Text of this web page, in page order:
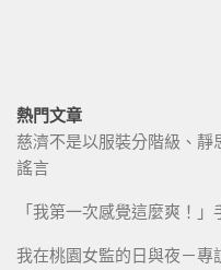
熱門文章
慈濟不是以服裝分階級、
謠言
「我第一次感覺這麼爽！
我在桃園女監的日與夜－